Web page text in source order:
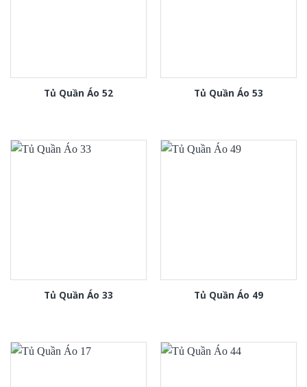
Tủ Quần Áo 52 Tủ Quần Áo 53
Tủ Quần Áo 33 Tủ Quần Áo 49